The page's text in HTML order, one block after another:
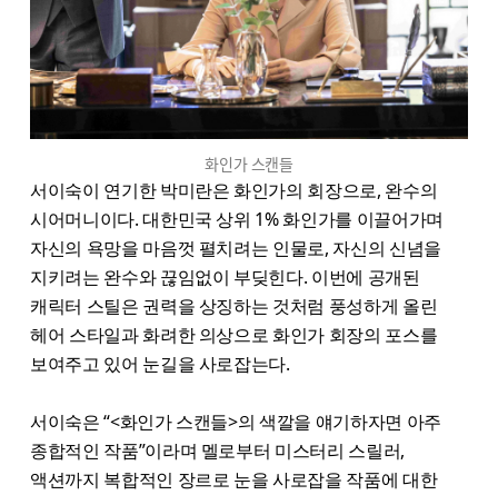
화인가 스캔들
서이숙이 연기한 박미란은 화인가의 회장으로, 완수의
시어머니이다. 대한민국 상위 1% 화인가를 이끌어가며
자신의 욕망을 마음껏 펼치려는 인물로, 자신의 신념을
지키려는 완수와 끊임없이 부딪힌다. 이번에 공개된
캐릭터 스틸은 권력을 상징하는 것처럼 풍성하게 올린
헤어 스타일과 화려한 의상으로 화인가 회장의 포스를
보여주고 있어 눈길을 사로잡는다.
서이숙은 “<화인가 스캔들>의 색깔을 얘기하자면 아주
종합적인 작품”​이라며 멜로부터 미스터리 스릴러,
액션까지 복합적인 장르로 눈을 사로잡을 작품에 대한